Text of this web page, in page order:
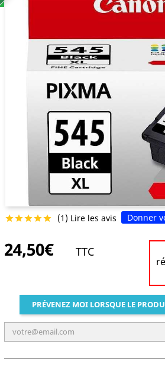
 (1) Lire les avis Donner
24,50€ TTC
PRÉVENEZ MOI LORSQUE LE